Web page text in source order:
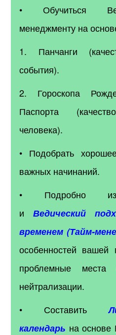
• Обучиться
менеджменту на
1. Панчанги
события).
2. Гороскопа
Паспорта
человека).
• Подобрать
важных начинаний.
• Подробно
иВедический
временем (Тайм-
особенностей вашей
проблемные
нейтрализации.
• Составить
календарь на основе